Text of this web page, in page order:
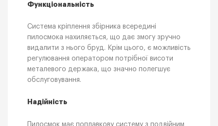
Функціональність
Система кріплення збірника всередині
пилосмока нахиляється, що дає змогу зручно
видалити з нього бруд. Крім цього, є можливість
регулювання оператором потрібної висоти
металевого держака, що значно полегшує
обслуговування.
Надійність
Пилосмок має поплавкову систему з подвійним